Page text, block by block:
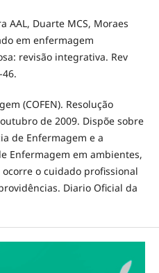
AAL, Duarte MCS, Moraes
em enfermagem
revisão integrativa. Rev
46.
(COFEN). Resolução
de 2009. Dispõe sobre
de Enfermagem e a
Enfermagem em ambientes,
o cuidado profissional
Diario Oficial da